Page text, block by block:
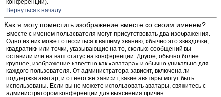
конференции).
Вернуться к началу
Как я могу поместить изображение вместе со своим именем?
Вместе с именем пользователя могут присутствовать два изображения.
Одно из них может относиться к вашему званию, обычно это звёздочки,
квадратики или точки, указывающие на то, сколько сообщений вы
оставили или на ваш статус на конференции. Другое, обычно более
крупное, изображение известно как «аватара» и обычно уникально для
каждого пользователя. От администратора зависит, включена ли
поддержка аватар, и от него же зависит, какие аватары могут быть
использованы. Если вы не можете использовать аватары, свяжитесь с
администратором конференции для выяснения причин.